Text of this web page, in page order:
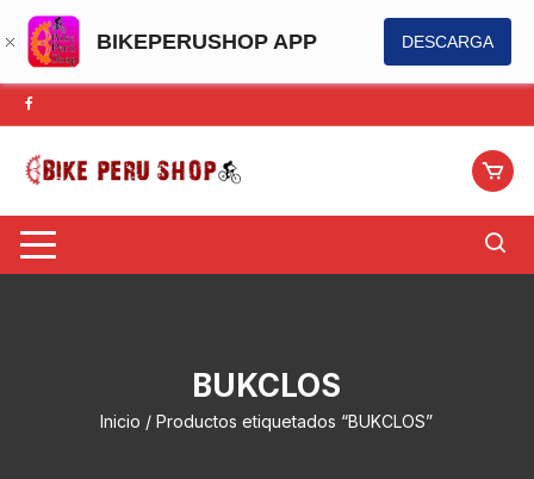
BIKEPERUSHOP APP DESCARGA
Saltar
al
contenido
BUKCLOS
Inicio / Productos etiquetados “BUKCLOS”